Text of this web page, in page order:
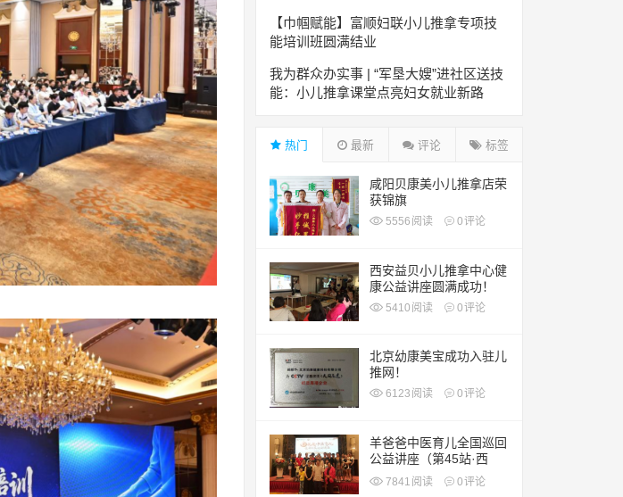
【巾帼赋能】富顺妇联小儿推拿专项技
能培训班圆满结业
我为群众办实事 | “军垦大嫂”进社区送技
能：小儿推拿课堂点亮妇女就业新路
热门 最新 评论 标签
咸阳贝康美小儿推拿店荣
获锦旗
5556 阅读 0评论
西安益贝小儿推拿中心健
康公益讲座圆满成功！
5410 阅读 0评论
北京幼康美宝成功入驻儿
推网！
6123 阅读 0评论
羊爸爸中医育儿全国巡回
公益讲座（第45站·西
安）7841 阅读 0评论